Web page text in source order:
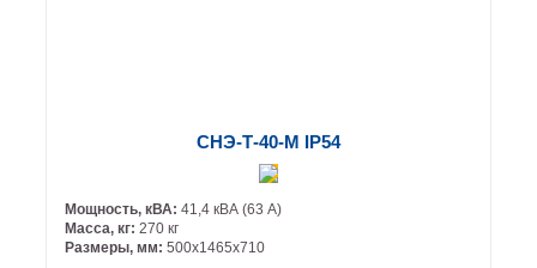
СНЭ-Т-40-М IP54
Мощность, кВА: 41,4 кВА (63 А)
Масса, кг: 270 кг
Размеры, мм: 500х1465х710